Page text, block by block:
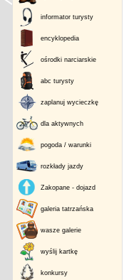
informator turysty
encyklopedia
ośrodki narciarskie
abc turysty
zaplanuj wycieczkę
dla aktywnych
pogoda / warunki
rozkłady jazdy
Zakopane - dojazd
galeria tatrzańska
wasze galerie
wyślij kartkę
konkursy